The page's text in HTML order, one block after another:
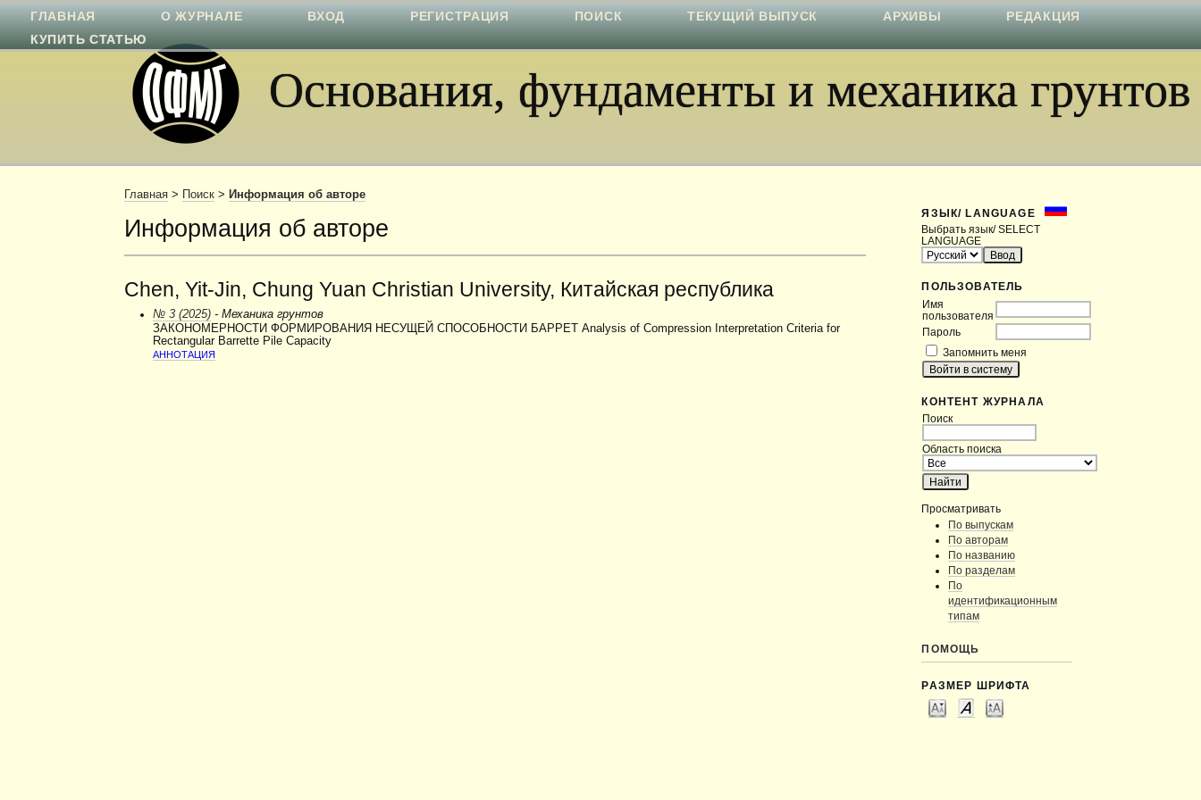
Основания, фундаменты и механика грунтов
ЯЗЫК/ LANGUAGE
Выбрать язык/ SELECT
LANGUAGE
ПОЛЬЗОВАТЕЛЬ
Имя
пользователя
Пароль
Запомнить меня
КОНТЕНТ ЖУРНАЛА
Поиск
Область поиска
Просматривать
По выпускам
По авторам
По названию
По разделам
По
идентификационным
типам
ПОМОЩЬ
РАЗМЕР ШРИФТА
ГЛАВНАЯ О ЖУРНАЛЕ ВХОД РЕГИСТРАЦИЯ ПОИСК ТЕКУЩИЙ ВЫПУСК АРХИВЫ
РЕДАКЦИЯ
КУПИТЬ СТАТЬЮ
Главная > Поиск > Информация об авторе
Информация об авторе
Chen, Yit-Jin, Chung Yuan Christian University, Китайская республика
№ 3 (2025)- Механика грунтов
ЗАКОНОМЕРНОСТИ ФОРМИРОВАНИЯ НЕСУЩЕЙ СПОСОБНОСТИ БАРРЕТ Analysis of Compression Interpretation Criteria for
Rectangular Barrette Pile Capacity
АННОТАЦИЯ